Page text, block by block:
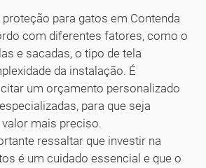
proteção para gatos em Contenda
com diferentes fatores, como o
e sacadas, o tipo de tela
da instalação. É
um orçamento personalizado
para que seja
mais preciso.
ressaltar que investir na
é um cuidado essencial e que o